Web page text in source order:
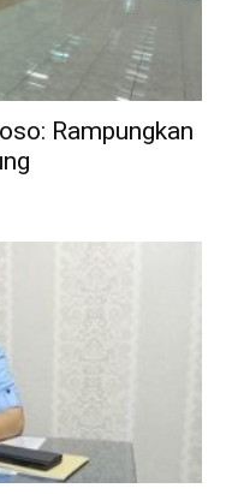
Rampungkan